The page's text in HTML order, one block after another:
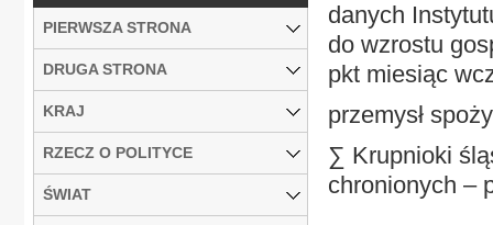
danych
do wzrostu
pkt miesiąc
przemysł
∑ Krupnioki
chronionych –
PIERWSZA STRONA
DRUGA STRONA
KRAJ
RZECZ O POLITYCE
ŚWIAT